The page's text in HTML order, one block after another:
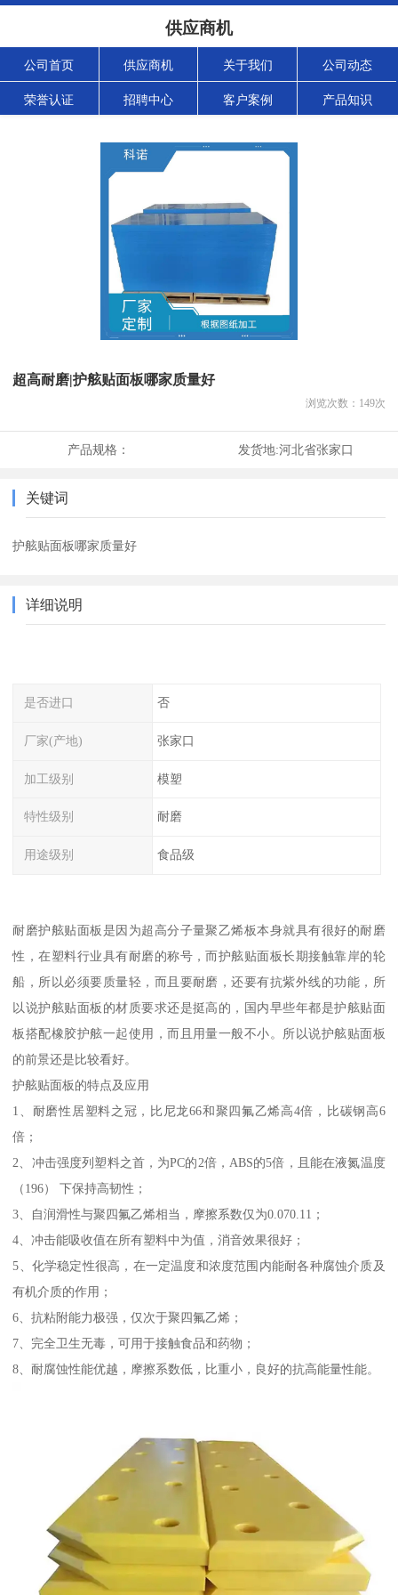
供应商机
公司首页 供应商机 关于我们 公司动态
荣誉认证 招聘中心 客户案例 产品知识
超高耐磨|护舷贴面板哪家质量好
浏览次数： 149次
产品规格： 发货地:河北省张家口
关键词
护舷贴面板哪家质量好
详细说明
是否进口 否
厂家(产地) 张家口
加工级别 模塑
特性级别 耐磨
用途级别 食品级
耐磨护舷贴面板是因为超高分子量聚乙烯板本身就具有很好的耐磨
性，在塑料行业具有耐磨的称号，而护舷贴面板长期接触靠岸的轮
船，所以必须要质量轻，而且要耐磨，还要有抗紫外线的功能，所
以说护舷贴面板的材质要求还是挺高的，国内早些年都是护舷贴面
板搭配橡胶护舷一起使用，而且用量一般不小。所以说护舷贴面板
的前景还是比较看好。
护舷贴面板的特点及应用
1、耐磨性居塑料之冠，比尼龙66和聚四氟乙烯高4倍，比碳钢高6
倍；
2、冲击强度列塑料之首，为PC的2倍，ABS的5倍，且能在液氮温度
（196） 下保持高韧性；
3、自润滑性与聚四氟乙烯相当，摩擦系数仅为0.070.11；
4、冲击能吸收值在所有塑料中为值，消音效果很好；
5、化学稳定性很高，在一定温度和浓度范围内能耐各种腐蚀介质及
有机介质的作用；
6、抗粘附能力极强，仅次于聚四氟乙烯；
7、完全卫生无毒，可用于接触食品和药物；
8、耐腐蚀性能优越，摩擦系数低，比重小，良好的抗高能量性能。